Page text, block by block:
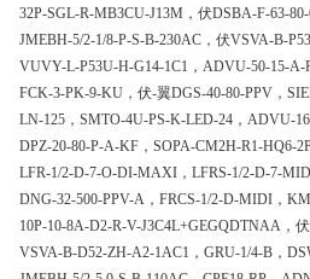
32P-SGL-R-MB3CU-J13M，伏DSBA-F-63-
JMEBH-5/2-1/8-P-S-B-230AC，伏VSVA-B-
VUVY-L-P53U-H-G14-1C1，ADVU-50-15-A-
FCK-3-PK-9-KU，伏-翼DGS-40-80-PPV，
LN-125，SMTO-4U-PS-K-LED-24，ADVU-
DPZ-20-80-P-A-KF，SOPA-CM2H-R1-HQ6-
LFR-1/2-D-7-O-DI-MAXI，LFRS-1/2-D-7-
DNG-32-500-PPV-A，FRCS-1/2-D-MIDI，
10P-10-8A-D2-R-V-J3C4L+GEGQDTNAA，
VSVA-B-D52-ZH-A2-1AC1，GRU-1/4-B，